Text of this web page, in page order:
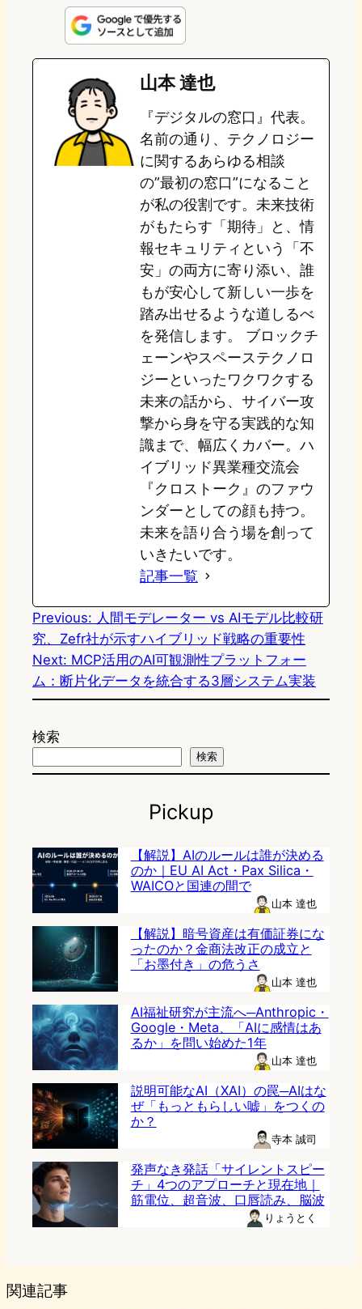
n
e
s
t
o
o
n
u
e
s
k
e
b
o
o
k
e
a
山本 達也
『デジタルの窓口』代表。
名前の通り、テクノロジー
に関するあらゆる相談
の”最初の窓口”になること
が私の役割です。未来技術
がもたらす「期待」と、情
報セキュリティという「不
安」の両方に寄り添い、誰
もが安心して新しい一歩を
踏み出せるような道しるべ
を発信します。 ブロックチ
ェーンやスペーステクノロ
ジーといったワクワクする
未来の話から、サイバー攻
撃から身を守る実践的な知
識まで、幅広くカバー。ハ
イブリッド異業種交流会
『クロストーク』のファウ
ンダーとしての顔も持つ。
未来を語り合う場を創って
いきたいです。
記事一覧
Previous: 人間モデレーター vs AIモデル比較研
究、Zefr社が示すハイブリッド戦略の重要性
Next: MCP活用のAI可観測性プラットフォー
ム：断片化データを統合する3層システム実装
検索
検索
Pickup
【解説】AIのルールは誰が決める
のか｜EU AI Act・Pax Silica・
WAICOと国連の間で
山本 達也
【解説】暗号資産は有価証券にな
ったのか？金商法改正の成立と
「お墨付き」の危うさ
山本 達也
AI福祉研究が主流へ─Anthropic・
Google・Meta、「AIに感情はあ
るか」を問い始めた1年
山本 達也
説明可能なAI（XAI）の罠─AIはな
ぜ「もっともらしい嘘」をつくの
か？
寺本 誠司
発声なき発話「サイレントスピー
チ」4つのアプローチと現在地｜
筋電位、超音波、口唇読み、脳波
りょうとく
関連記事